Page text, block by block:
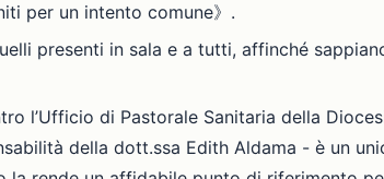
per un intento comune》.
presenti in sala e a tutti, affinché
l’Ufficio di Pastorale Sanitaria della
della dott.ssa Edith Aldama - è un